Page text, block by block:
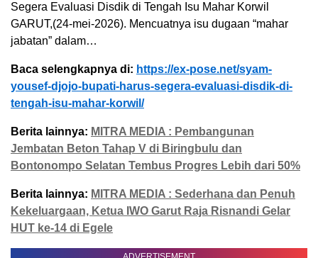
Segera Evaluasi Disdik di Tengah Isu Mahar Korwil
GARUT,(24-mei-2026). Mencuatnya isu dugaan “mahar
jabatan” dalam…
Baca selengkapnya di: https://ex-pose.net/syam-
yousef-djojo-bupati-harus-segera-evaluasi-disdik-di-
tengah-isu-mahar-korwil/
Berita lainnya: MITRA MEDIA : Pembangunan
Jembatan Beton Tahap V di Biringbulu dan
Bontonompo Selatan Tembus Progres Lebih dari 50%
Berita lainnya: MITRA MEDIA : Sederhana dan Penuh
Kekeluargaan, Ketua IWO Garut Raja Risnandi Gelar
HUT ke-14 di Egele